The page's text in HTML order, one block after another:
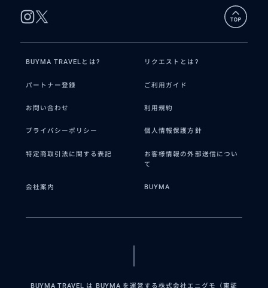
BUYMA TRAVELとは? リクエストとは?
パートナー登録 ご利用ガイド
お問い合わせ 利用規約
プライバシーポリシー 個人情報保護方針
特定商取引法に関する表記
お客様情報の外部送信につい
て
会社案内 BUYMA
BUYMA TRAVEL は BUYMA を運営する株式会社エニグモ（東証